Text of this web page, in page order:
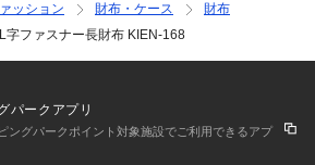
ニターの発色または設定により、実際
あります。あらかじめご了承ください。
くは実際に測った寸法となります。商
ッション 財布・ケース
財布
字ファスナー長財布 KIEN-168
パークアプリ
ングパークポイント対象施設でご利用できるアプ